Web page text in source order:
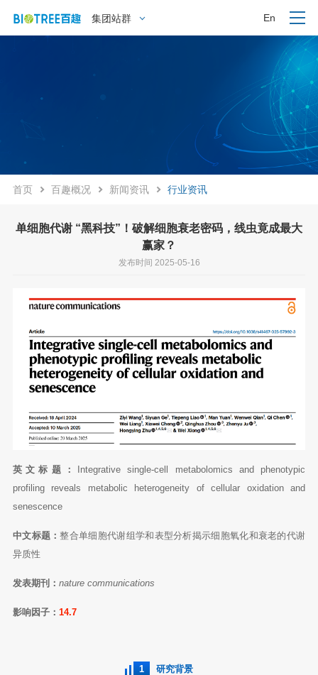
集团站群 En
首页 百趣概况 新闻资讯 行业资讯
单细胞代谢 “黑科技”！破解细胞衰老密码，线虫竟成最大
赢家？
发布时间 2025-05-16
英文标题： Integrative single-cell metabolomics and phenotypic
profiling reveals metabolic heterogeneity of cellular oxidation and
senescence
中文标题：整合单细胞代谢组学和表型分析揭示细胞氧化和衰老的代谢
异质性
发表期刊： nature communications
影响因子： 14.7
1 研究背景